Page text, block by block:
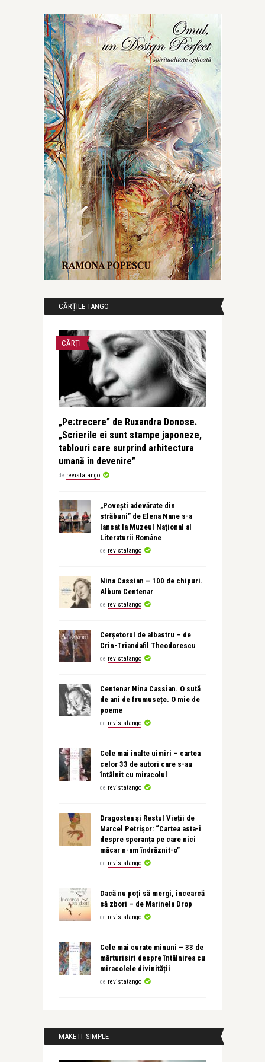
CĂRȚILE TANGO
CĂRȚI
„Pe:trecere” de Ruxandra Donose.
„Scrierile ei sunt stampe japoneze,
tablouri care surprind arhitectura
umană în devenire”
de revistatango
„Povești adevărate din
străbuni” de Elena Nane s-a
lansat la Muzeul Național al
Literaturii Române
de revistatango
Nina Cassian – 100 de chipuri.
Album Centenar
de revistatango
Cerșetorul de albastru – de
Crin-Triandafil Theodorescu
de revistatango
Centenar Nina Cassian. O sută
de ani de frumusețe. O mie de
poeme
de revistatango
Cele mai înalte uimiri – cartea
celor 33 de autori care s-au
întâlnit cu miracolul
de revistatango
Dragostea și Restul Vieții de
Marcel Petrișor: “Cartea asta-i
despre speranța pe care nici
măcar n-am îndrăznit-o”
de revistatango
Dacă nu poţi să mergi, încearcă
să zbori – de Marinela Drop
de revistatango
Cele mai curate minuni – 33 de
mărturisiri despre întâlnirea cu
miracolele divinității
de revistatango
MAKE IT SIMPLE